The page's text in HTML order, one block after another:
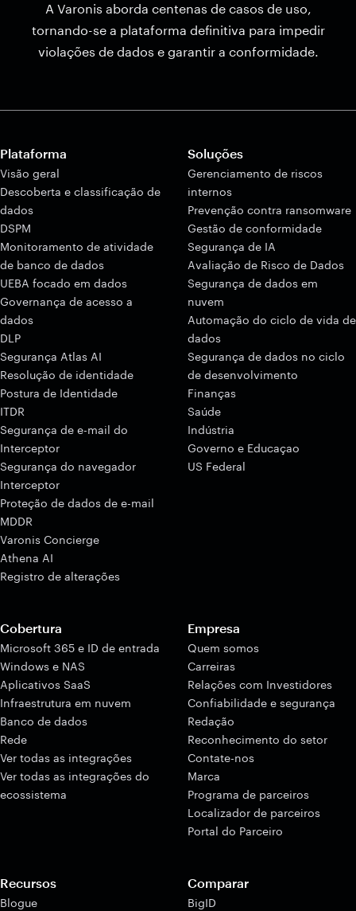
A Varonis aborda centenas de casos de uso,
tornando-se a plataforma definitiva para impedir
violações de dados e garantir a conformidade.
Plataforma
Visão geral
Descoberta e classificação de
dados
DSPM
Monitoramento de atividade
de banco de dados
UEBA focado em dados
Governança de acesso a
dados
DLP
Segurança Atlas AI
Resolução de identidade
Postura de Identidade
ITDR
Segurança de e-mail do
Interceptor
Segurança do navegador
Interceptor
Proteção de dados de e-mail
MDDR
Varonis Concierge
Athena AI
Registro de alterações
Soluções
Gerenciamento de riscos
internos
Prevenção contra ransomware
Gestão de conformidade
Segurança de IA
Avaliação de Risco de Dados
Segurança de dados em
nuvem
Automação do ciclo de vida de
dados
Segurança de dados no ciclo
de desenvolvimento
Finanças
Saúde
Indústria
Governo e Educaçao
US Federal
Cobertura
Microsoft 365 e ID de entrada
Windows e NAS
Aplicativos SaaS
Infraestrutura em nuvem
Banco de dados
Rede
Ver todas as integrações
Ver todas as integrações do
ecossistema
Empresa
Quem somos
Carreiras
Relações com Investidores
Confiabilidade e segurança
Redação
Reconhecimento do setor
Contate-nos
Marca
Programa de parceiros
Localizador de parceiros
Portal do Parceiro
Recursos
Blogue
Comparar
BigID